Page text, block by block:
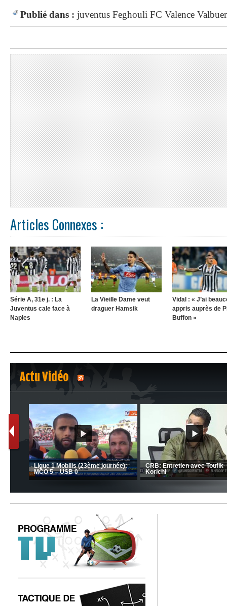
Publié dans : juventus Feghouli FC Valence
Articles Connexes :
Série A, 31e j. : La
Juventus cale face à
Naples
La Vieille Dame veut
draguer Hamsik
Vidal : « J’ai
appris auprès de
Buffon »
Actu Vidéo
1 2
MCA: Kaci-Saïd évoque le large
succès du Mouloudia face au FC
MFM
JSK: Brahim Zafour évoque la
situation du club